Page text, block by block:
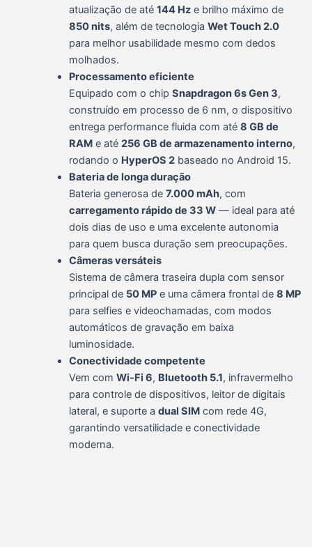
atualização de até 144 Hze brilho máximo de
850 nits, além de tecnologia Wet Touch 2.0
para melhor usabilidade mesmo com dedos
molhados.
Processamento eficiente
Equipado com o chip Snapdragon 6s Gen 3,
construído em processo de 6 nm, o dispositivo
entrega performance fluida com até 8 GB de
RAMe até 256 GB de armazenamento interno,
rodando o HyperOS 2baseado no Android 15.
Bateria de longa duração
Bateria generosa de 7.000 mAh, com
carregamento rápido de 33 W— ideal para até
dois dias de uso e uma excelente autonomia
para quem busca duração sem preocupações.
Câmeras versáteis
Sistema de câmera traseira dupla com sensor
principal de 50 MPe uma câmera frontal de 8 MP
para selfies e videochamadas, com modos
automáticos de gravação em baixa
luminosidade.
Conectividade competente
Vem com Wi-Fi 6, Bluetooth 5.1, infravermelho
para controle de dispositivos, leitor de digitais
lateral, e suporte a dual SIMcom rede 4G,
garantindo versatilidade e conectividade
moderna.